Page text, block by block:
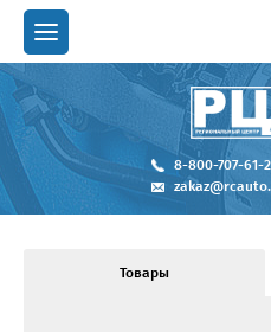
8-800-707-61-
Товары